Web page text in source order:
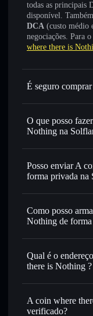
todas as principais
disponível.
DCA (custo médio
negociações. Para
where there is
É seguro
A coin where
O que posso
Nothing na
A coin
Trocar
melhor preço
Definir ordens
tempo em
Enviar de
associar
Acompanhar
Posso enviar A
forma privada na
Como posso
Nothing de forma
Qual é o
there is Nothing ?
A coin where
verificado?